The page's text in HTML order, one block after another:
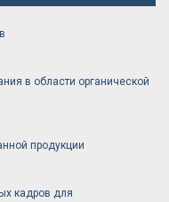
в области органической
продукции
кадров для